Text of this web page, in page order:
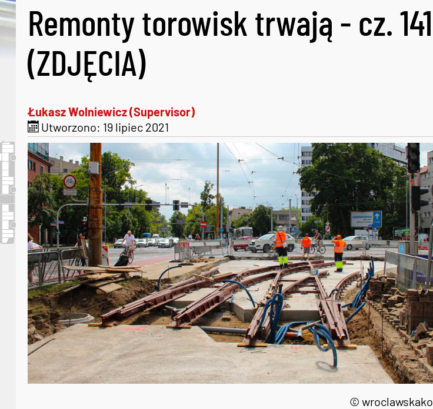
Remonty torowisk trwają - cz. 141
(ZDJĘCIA)
Łukasz Wolniewicz (Supervisor)
Utworzono: 19 lipiec 2021
©